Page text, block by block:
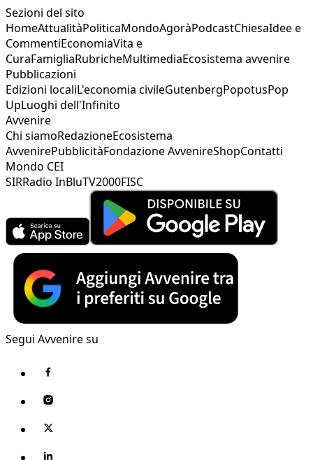
Sezioni del sito
HomeAttualitàPoliticaMondoAgoràPodcastChiesaIdee e
CommentiEconomiaVita e
CuraFamigliaRubricheMultimediaEcosistema avvenire
Pubblicazioni
Edizioni localiL'economia civileGutenbergPopotusPop
UpLuoghi dell'Infinito
Avvenire
Chi siamoRedazioneEcosistema
AvvenirePubblicitàFondazione AvvenireShopContatti
Mondo CEI
SIRRadio InBluTV2000FISC
Segui Avvenire su